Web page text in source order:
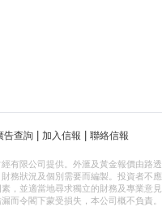
告查詢 加入信報 聯絡信報
有限公司提供。外滙及黃金報價由路透
務狀況及個別需要而編製。投資者不
，並適當地尋求獨立的財務及專業意
而令閣下蒙受損失，本公司概不負責。